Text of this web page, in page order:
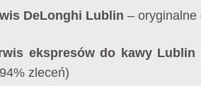
DeLonghi Lublin – oryginalne
ekspresów do kawy Lublin
zleceń)